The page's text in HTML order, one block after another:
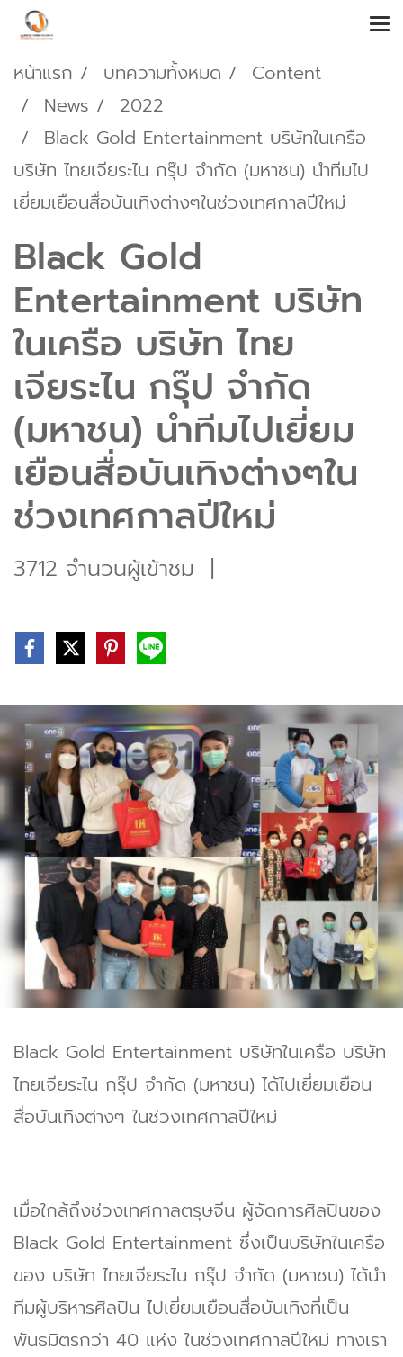
หน้าแรก บทความทั้งหมด
Content
News
2022
Black Gold Entertainment บริษัทในเครือ
บริษัท ไทยเจียระไน กรุ๊ป จำกัด (มหาชน) นำทีมไป
เยี่ยมเยือนสื่อบันเทิงต่างๆในช่วงเทศกาลปีใหม่
Black Gold
Entertainment บริษัท
ในเครือ บริษัท ไทย
เจียระไน กรุ๊ป จำกัด
(มหาชน) นำทีมไปเยี่ยม
เยือนสื่อบันเทิงต่างๆใน
ช่วงเทศกาลปีใหม่
3712 จำนวนผู้เข้าชม |
Black Gold Entertainment บริษัทในเครือ บริษัท
ไทยเจียระไน กรุ๊ป จำกัด (มหาชน) ได้ไปเยี่ยมเยือน
สื่อบันเทิงต่างๆ ในช่วงเทศกาลปีใหม่
เมื่อใกล้ถึงช่วงเทศกาลตรุษจีน ผู้จัดการศิลปินของ
Black Gold Entertainment ซึ่งเป็นบริษัทในเครือ
ของ บริษัท ไทยเจียระไน กรุ๊ป จำกัด (มหาชน) ได้นำ
ทีมผู้บริหารศิลปิน ไปเยี่ยมเยือนสื่อบันเทิงที่เป็น
พันธมิตรกว่า 40 แห่ง ในช่วงเทศกาลปีใหม่ ทางเรา